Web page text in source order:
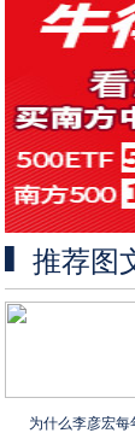
推荐图
为什么李彦宏